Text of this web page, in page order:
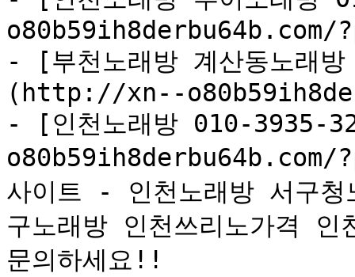
o80b59ih8derbu64b.com/
- [부천노래방 계산동노래
(http://xn--
- [인천노래방 010-
o80b59ih8derbu64b.com/
사이트 - 인천노래방 서구청
구노래방 인천쓰리노가격
문의하세요!!